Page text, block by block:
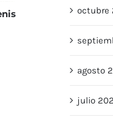
octubre
agosto
julio